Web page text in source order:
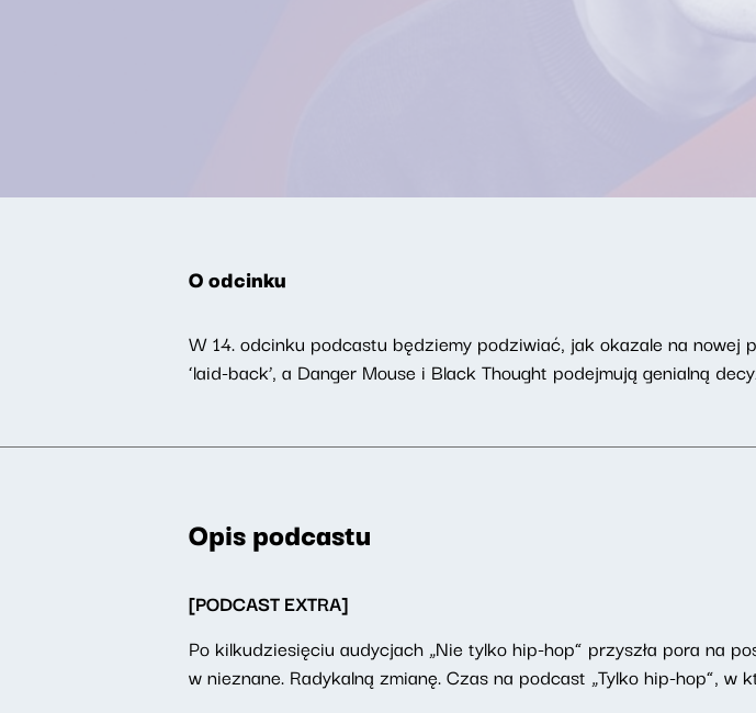
O odcinku
W 14. odcinku podcastu będziemy podziwiać, jak okazale na nowej
‘laid-back’, a Danger Mouse i Black Thought podejmują genialną
Opis podcastu
[PODCAST EXTRA]
Po kilkudziesięciu audycjach „Nie tylko hip-hop” przyszła pora na
w nieznane. Radykalną zmianę. Czas na podcast „Tylko hip-hop”,